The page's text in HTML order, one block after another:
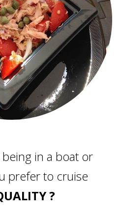
in a boat or
prefer to cruise
?